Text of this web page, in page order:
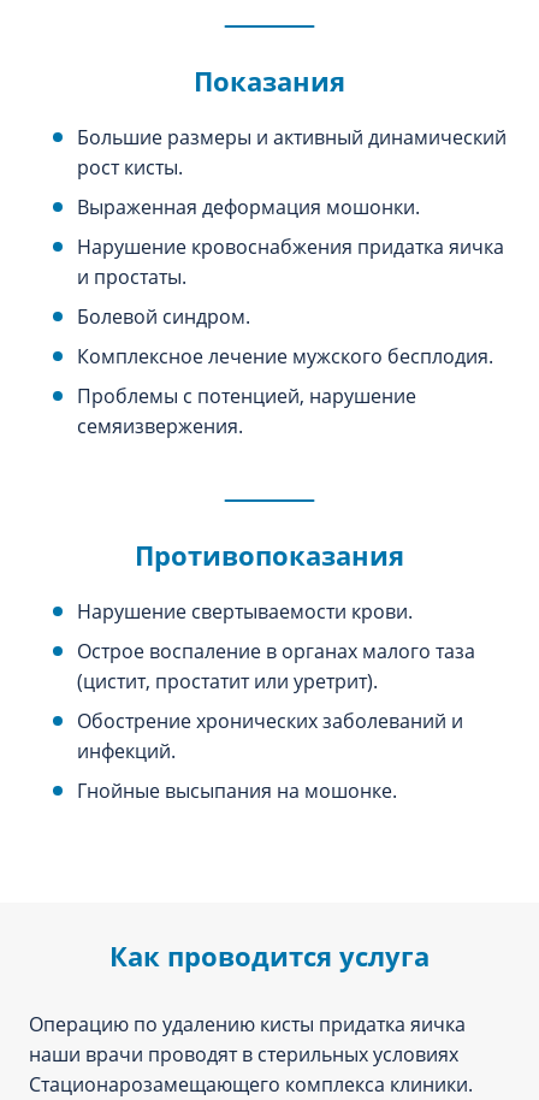
Показания
Большие размеры и активный динамический
рост кисты.
Выраженная деформация мошонки.
Нарушение кровоснабжения придатка яичка
и простаты.
Болевой синдром.
Комплексное лечение мужского бесплодия.
Проблемы с потенцией, нарушение
семяизвержения.
Противопоказания
Нарушение свертываемости крови.
Острое воспаление в органах малого таза
(цистит, простатит или уретрит).
Обострение хронических заболеваний и
инфекций.
Гнойные высыпания на мошонке.
Как проводится услуга
Операцию по удалению кисты придатка яичка
наши врачи проводят в стерильных условиях
Стационарозамещающего комплекса клиники.